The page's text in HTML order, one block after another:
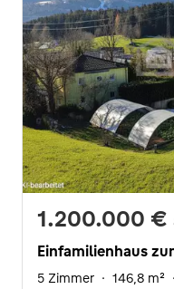
1.200.000 €
Einfamilienhaus
5 Zimmer · 146,8 m² ·